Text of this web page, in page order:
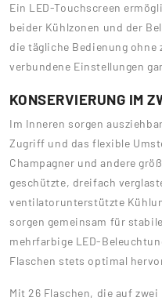
Ein LED-Touchscreen
beider Kühlzonen und der
die tägliche Bedienung ohne
verbundene Einstellungen
KONSERVIERUNG IM
Im Inneren sorgen
Zugriff und das flexible
Champagner und andere
geschützte, dreifach
ventilatorunterstützte
sorgen gemeinsam für
mehrfarbige LED-
Flaschen stets optimal
Mit 26 Flaschen, die auf